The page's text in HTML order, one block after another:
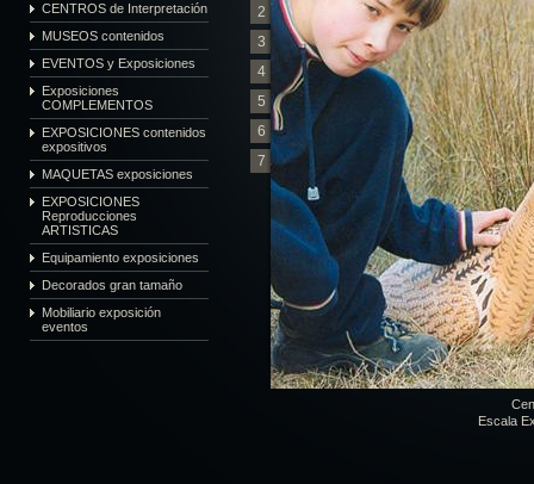
CENTROS de Interpretación
MUSEOS contenidos
EVENTOS y Exposiciones
Exposiciones
COMPLEMENTOS
EXPOSICIONES contenidos
expositivos
MAQUETAS exposiciones
EXPOSICIONES
Reproducciones
ARTISTICAS
Equipamiento exposiciones
Decorados gran tamaño
Mobiliario exposición
eventos
2
3
4
5
6
7
Escala